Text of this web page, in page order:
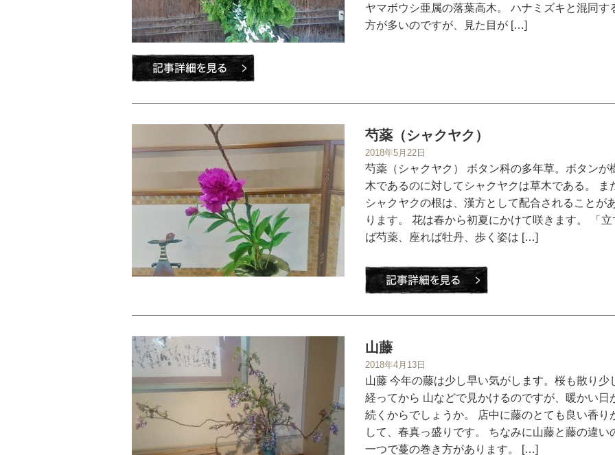
ヤマボウシ亜属の落葉高木。 ハナミズキと混同す
方が多いのですが、見た目が […]
芍薬（シャクヤク）
2018年5月22日
芍薬（シャクヤク） ボタン科の多年草。ボタンが
木であるのに対してシャクヤクは草木である。 ま
シャクヤクの根は、漢方として配合されることが
ります。 花は春から初夏にかけて咲きます。 「立
ば芍薬、座れば牡丹、歩く姿は […]
山藤
2018年4月13日
山藤 今年の藤は少し早い気がします。桜も散り少
経ってから 山などで見かけるのですが、暖かい日
続くからでしょうか。 店中に藤のとても良い香り
して、春真っ盛りです。 ちなみに山藤と藤の違い
一つで蔓の巻き方があります。 […]